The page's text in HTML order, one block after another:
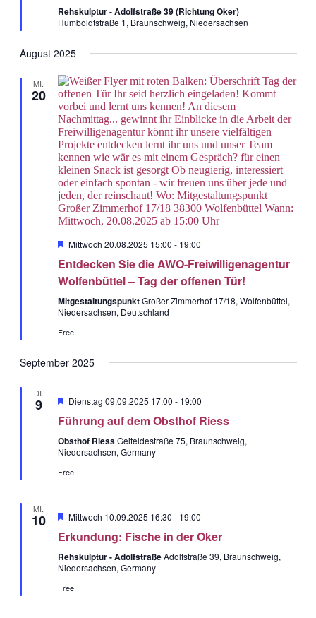
Rehskulptur - Adolfstraße 39 (Richtung Oker)
Humboldtstraße 1, Braunschweig, Niedersachsen
August 2025
MI.
20
Hervorgehobe
Mittwoch 20.08.2025 15:00 - 19:00
Entdecken Sie die AWO-Freiwilligenagentur
Wolfenbüttel – Tag der offenen Tür!
MitgestaltungspunktGroßer Zimmerhof 17/18, Wolfenbüttel,
Niedersachsen, Deutschland
Free
September 2025
DI.
9 Hervorgehobe
Dienstag 09.09.2025 17:00 - 19:00
Führung auf dem Obsthof Riess
Obsthof RiessGeiteldestraße 75, Braunschweig,
Niedersachsen, Germany
Free
MI.
10 Hervorgehobe
Mittwoch 10.09.2025 16:30 - 19:00
Erkundung: Fische in der Oker
Rehskulptur - AdolfstraßeAdolfstraße 39, Braunschweig,
Niedersachsen, Germany
Free
Spenden
möchten, nutzen Sie bitte
diese Kontodaten: